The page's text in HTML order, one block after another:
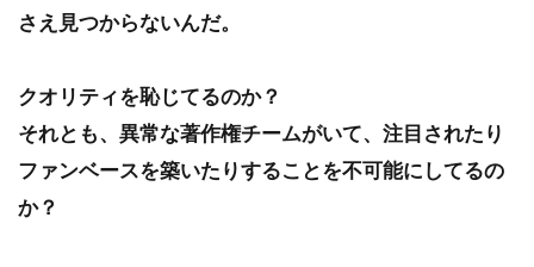
さえ見つからないんだ。
クオリティを恥じてるのか？
それとも、異常な著作権チームがいて、注目されたり
ファンベースを築いたりすることを不可能にしてるの
か？